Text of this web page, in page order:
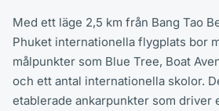
Med ett läge 2,5 km från Bang Tao
Phuket internationella flygplats bor
målpunkter som Blue Tree, Boat
och ett antal internationella skolor.
etablerade ankarpunkter som driver